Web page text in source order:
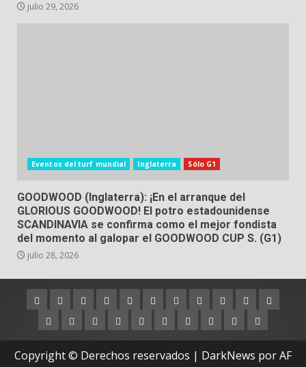
julio 29, 2026
Eventos del turf mundial Inglaterra Sólo G1
GOODWOOD (Inglaterra): ¡En el arranque del
GLORIOUS GOODWOOD! El potro estadounidense
SCANDINAVIA se confirma como el mejor fondista
del momento al galopar el GOODWOOD CUP S. (G1)
julio 28, 2026
Argentina
AustraliaBrasilChileDubaiEstados
Unidos
Hong
Kong
Inglaterra
IrlandaJapónNueva
PanamáPerú
Puerto
Rico
QatarSingapurSuráfricaUruguayVenezuelaHipódromos
(Dubai)
Copyright © Derechos reservados | DarkNews por AF